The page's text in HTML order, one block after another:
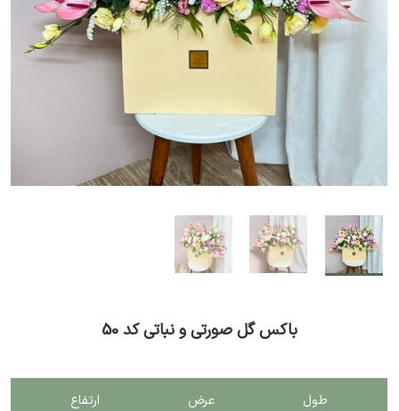
باکس گل صورتی و نباتی کد 50
طول عرض ارتفاع